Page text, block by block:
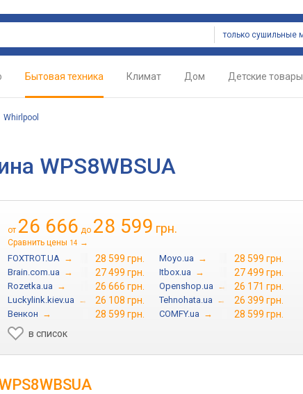
Бытовая техника Климат Дом Детские товары
Whirlpool
WPS8WBSUA
от 26 666 до 28 599 грн.
Сравнить цены 14 →
FOXTROT.UA → 28 599 грн. Moyo.ua → 28 599 грн.
Brain.com.ua → 27 499 грн. Itbox.ua → 27 499 грн.
Rozetka.ua → 26 666 грн. Openshop.ua → 26 171 грн.
Luckylink.kiev.ua → 26 108 грн. Tehnohata.ua → 26 399 грн.
Венкон → 28 599 грн. COMFY.ua →
28 599 грн.
в список